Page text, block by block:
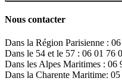
Nous contacter
Dans la Région Parisienne :
Dans le 54 et le 57 : 06 01 76
Dans les Alpes Maritimes : 06
Dans la Charente Maritime: